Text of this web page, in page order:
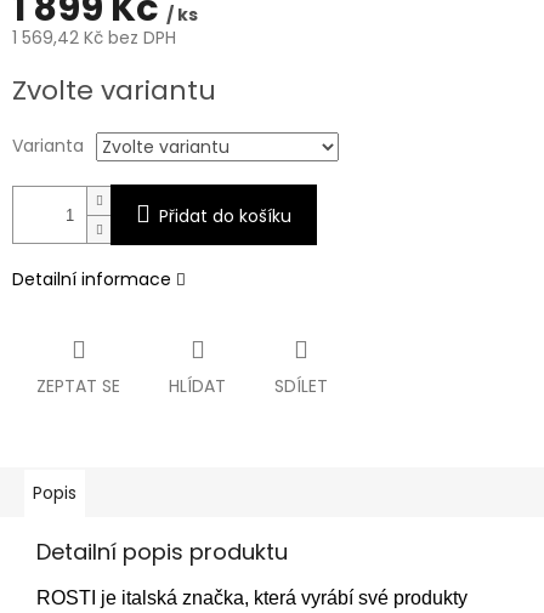
/ ks
1 569,42 Kč bez DPH
cena:
Zvolte variantu
Varianta
Přidat do košíku
Detailní informace
ZEPTAT SE HLÍDAT SDÍLET
Popis
Detailní popis produktu
ROSTI je italská značka, která vyrábí své produkty